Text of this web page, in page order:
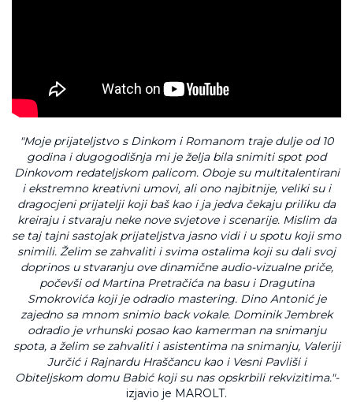
"Moje prijateljstvo s Dinkom i Romanom traje dulje od 10
godina i dugogodišnja mi je želja bila snimiti spot pod
Dinkovom redateljskom palicom. Oboje su multitalentirani
i ekstremno kreativni umovi, ali ono najbitnije, veliki su i
dragocjeni prijatelji koji baš kao i ja jedva čekaju priliku da
kreiraju i stvaraju neke nove svjetove i scenarije. Mislim da
se taj tajni sastojak prijateljstva jasno vidi i u spotu koji smo
snimili. Želim se zahvaliti i svima ostalima koji su dali svoj
doprinos u stvaranju ove dinamične audio-vizualne priče,
počevši od Martina Pretračića na basu i Dragutina
Smokrovića koji je odradio mastering. Dino Antonić je
zajedno sa mnom snimio back vokale. Dominik Jembrek
odradio je vrhunski posao kao kamerman na snimanju
spota, a želim se zahvaliti i asistentima na snimanju, Valeriji
Jurčić i Rajnardu Hraščancu kao i Vesni Pavliši i
Obiteljskom domu Babić koji su nas opskrbili rekvizitima."-
izjavio je MAROLT.